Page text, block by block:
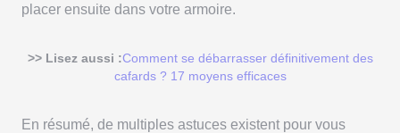
placer ensuite dans votre armoire.
>> Lisez aussi :Comment se débarrasser définitivement des
cafards ? 17 moyens efficaces
En résumé, de multiples astuces existent pour vous